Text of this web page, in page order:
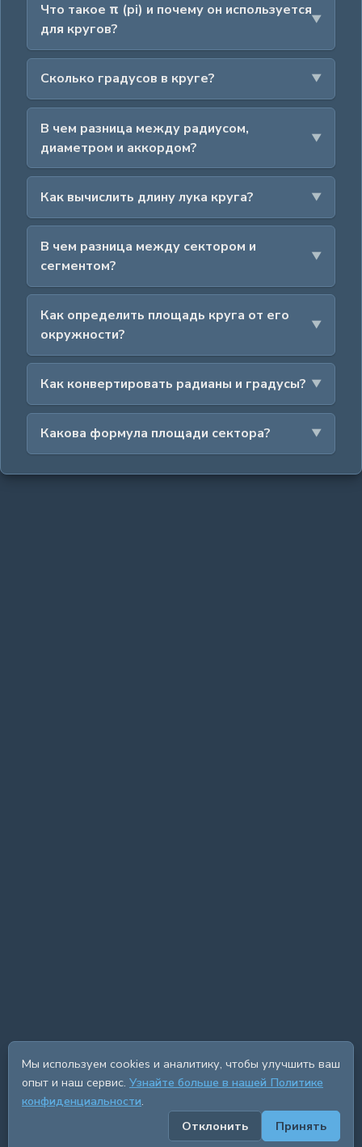
Что такое π (pi) и почему он используется
для кругов?
Сколько градусов в круге?
В чем разница между радиусом,
диаметром и аккордом?
Как вычислить длину лука круга?
В чем разница между сектором и
сегментом?
Как определить площадь круга от его
окружности?
Как конвертировать радианы и градусы?
Какова формула площади сектора?
Мы используем cookies и аналитику, чтобы улучшить ваш
опыт и наш сервис. Узнайте больше в нашей Политике
конфиденциальности.
Отклонить
Принять